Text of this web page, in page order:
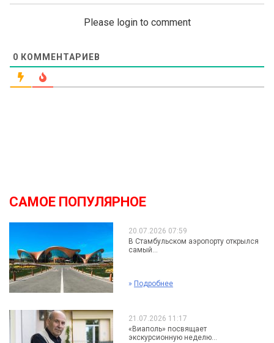
Please login to comment
0 КОММЕНТАРИЕВ
САМОЕ ПОПУЛЯРНОЕ
20.07.2026 07:59
В Стамбульском аэропорту открылся
самый...
» Подробнее
21.07.2026 11:17
«Виаполь» посвящает
экскурсионную неделю...